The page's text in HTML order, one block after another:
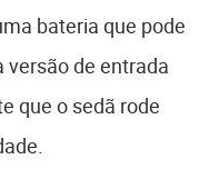
bateria que pode
versão de entrada
que o sedã rode